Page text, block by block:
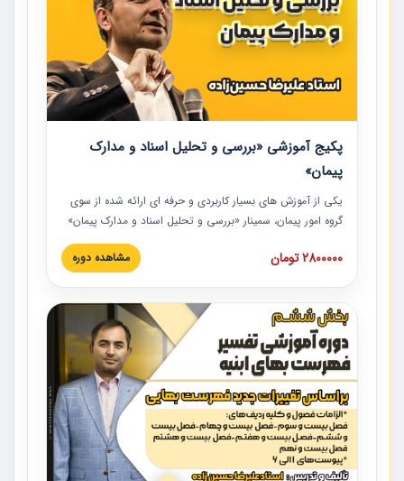
پکیج آموزشی «بررسی و تحلیل اسناد و مدارک
پیمان»
یکی از آموزش‏‏‏‏‏‏ های بسیار کاربردی و حرفه‏ ای ارائه شده از سوی
گروه امور پیمان، سمینار «بررسی و تحلیل اسناد و مدارک پیمان»
است که در دانشگاه صنعتی شریف ارائه شد. در این آموزش
نکات کلیدی مربوط به اسناد و مدارک پیمان، اولویت بندی اسناد
پیمان به همراه تجربیات عملی در این خصوص ارائه شده است.
2800000 تومان مشاهده دوره